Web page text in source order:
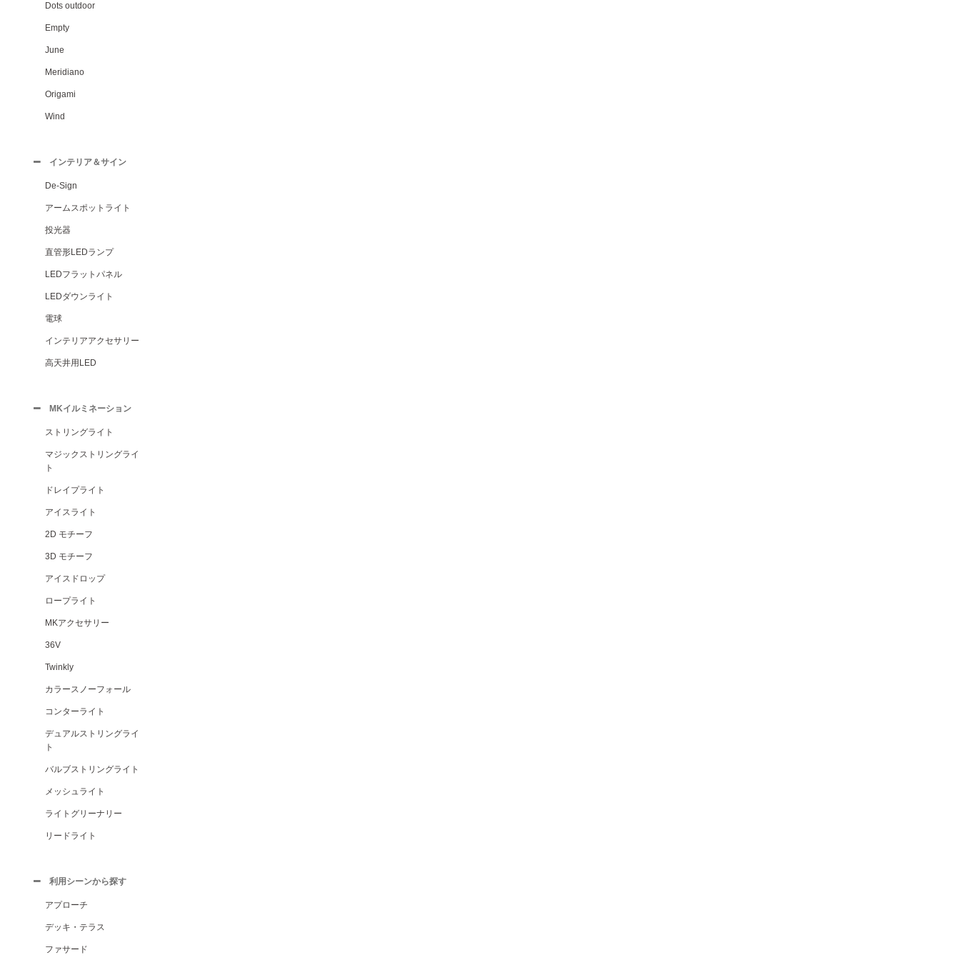
Dots outdoor
Empty
June
Meridiano
Origami
Wind
インテリア＆サイン
De-Sign
アームスポットライト
投光器
直管形LEDランプ
LEDフラットパネル
LEDダウンライト
電球
インテリアアクセサリー
高天井用LED
MKイルミネーション
ストリングライト
マジックストリングライ
ト
ドレイプライト
アイスライト
2D モチーフ
3D モチーフ
アイスドロップ
ロープライト
MKアクセサリー
36V
Twinkly
カラースノーフォール
コンターライト
デュアルストリングライ
ト
バルブストリングライト
メッシュライト
ライトグリーナリー
リードライト
利用シーンから探す
アプローチ
デッキ・テラス
ファサード